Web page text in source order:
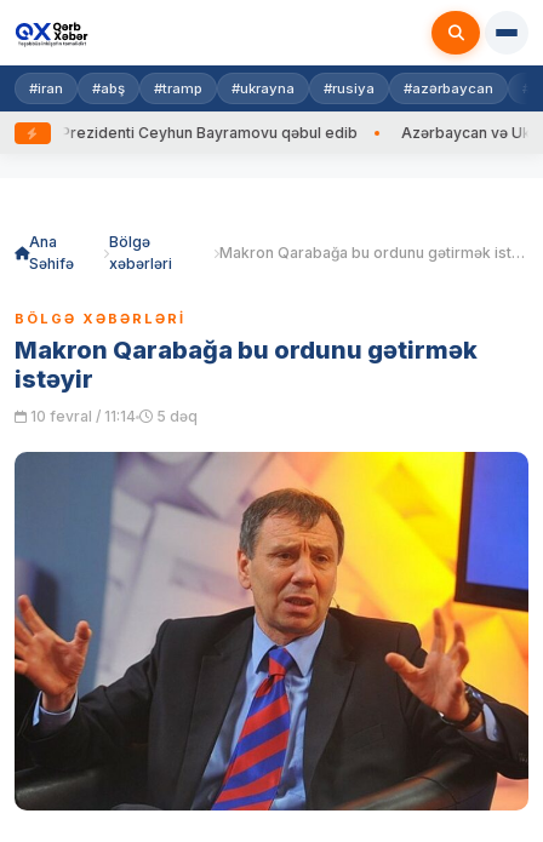
#iran #abş #tramp #ukrayna #rusiya #azərbaycan
Prezidenti Ceyhun Bayramovu qəbul edib Azərbaycan və Ukrayna
Ana
Səhifə
Bölgə
xəbərləri
Makron Qarabağa bu ordunu gətirmək istəyir
BÖLGƏ XƏBƏRLƏRI
Makron Qarabağa bu ordunu gətirmək
istəyir
10 fevral / 11:14 5 dəq